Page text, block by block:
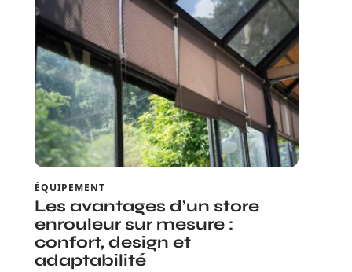
ÉQUIPEMENT
Les avantages d’un store
enrouleur sur mesure :
confort, design et
adaptabilité